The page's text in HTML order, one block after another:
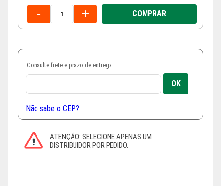
- + COMPRAR
Consulte frete e prazo de entrega
Não sabe o CEP?